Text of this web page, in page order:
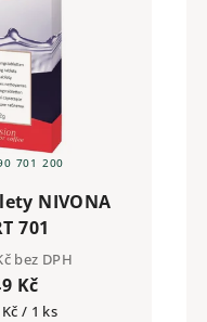
NIVONA
701
bez DPH
Kč
/ 1 ks
701 200